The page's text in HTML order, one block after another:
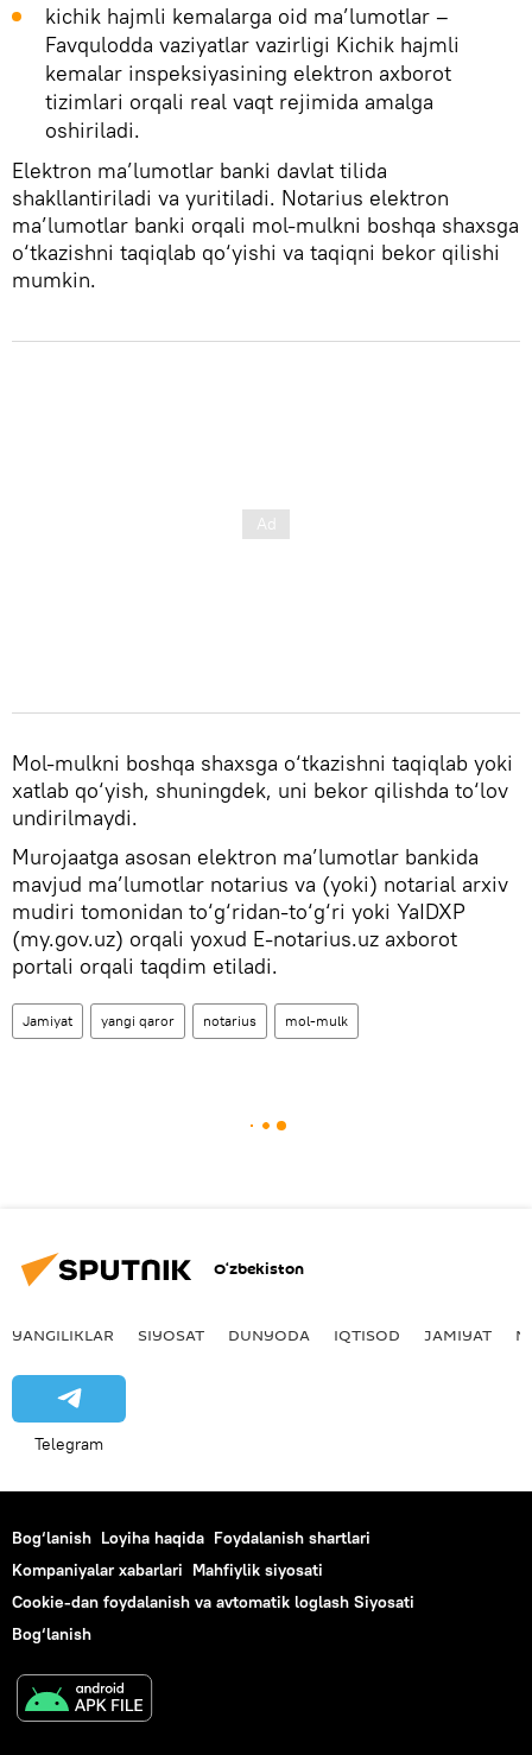
kichik hajmli kemalarga oid ma’lumotlar –
Favqulodda vaziyatlar vazirligi Kichik hajmli
kemalar inspeksiyasining elektron axborot
tizimlari orqali real vaqt rejimida amalga
oshiriladi.
Elektron ma’lumotlar banki davlat tilida
shakllantiriladi va yuritiladi. Notarius elektron
ma’lumotlar banki orqali mol-mulkni boshqa shaxsga
o‘tkazishni taqiqlab qo‘yishi va taqiqni bekor qilishi
mumkin.
Mol-mulkni boshqa shaxsga o‘tkazishni taqiqlab yoki
xatlab qo‘yish, shuningdek, uni bekor qilishda to‘lov
undirilmaydi.
Murojaatga asosan elektron ma’lumotlar bankida
mavjud ma’lumotlar notarius va (yoki) notarial arxiv
mudiri tomonidan to‘g‘ridan-to‘g‘ri yoki YaIDXP
(my.gov.uz) orqali yoxud E-notarius.uz axborot
portali orqali taqdim etiladi.
Jamiyat yangi qaror notarius mol-mulk
O‘zbekiston
YANGILIKLAR SIYOSAT DUNYODA IQTISOD JAMIYAT
Telegram
Bog‘lanish Loyiha haqida Foydalanish shartlari
Kompaniyalar xabarlari Mahfiylik siyosati
Cookie-dan foydalanish va avtomatik loglash Siyosati
Bog‘lanish